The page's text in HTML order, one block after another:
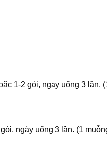
1-2 gói, ngày uống 3 lần.
ngày uống 3 lần. (1